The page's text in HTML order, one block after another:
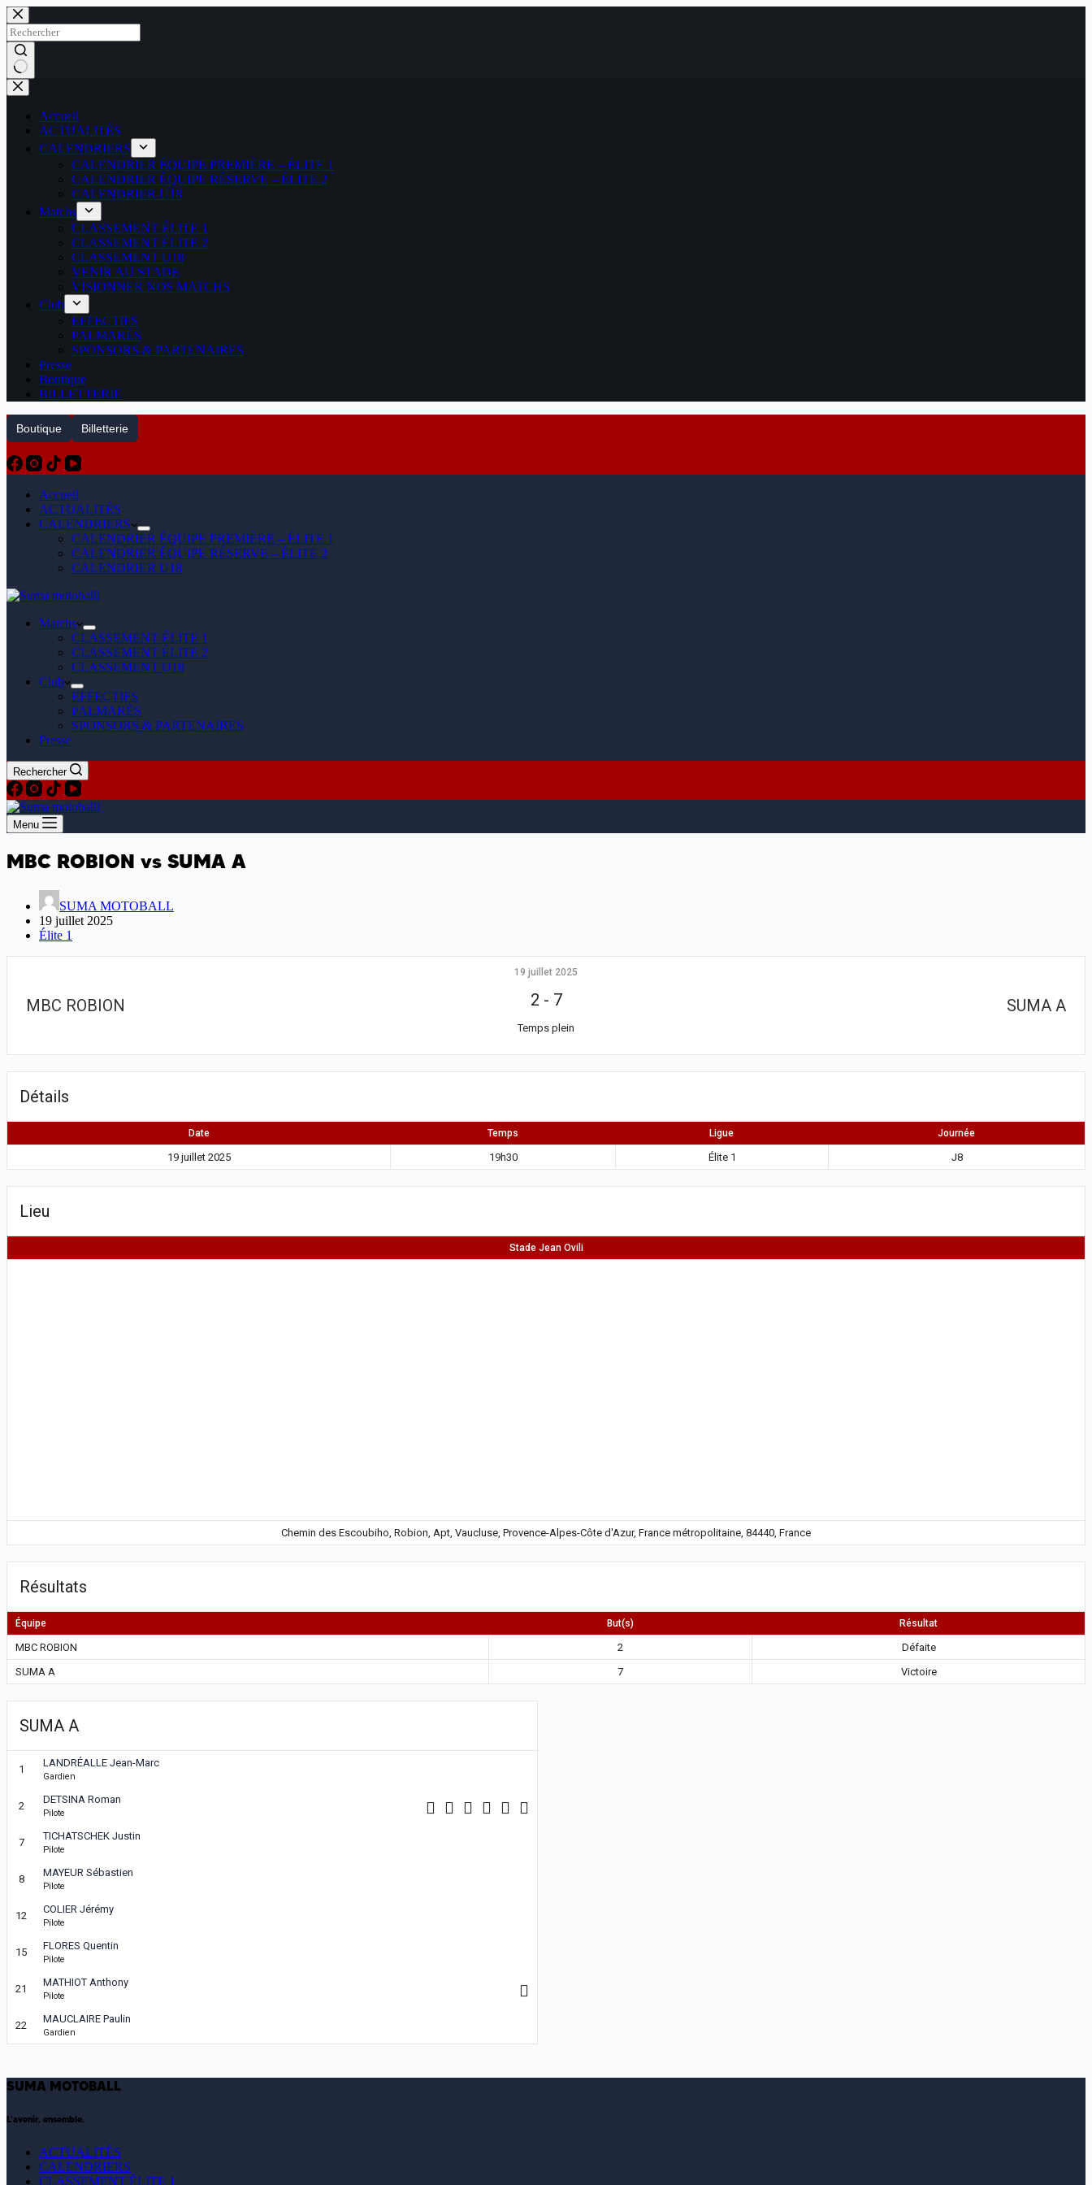
Passer
au
contenu
Aucun
résultat
Accueil
ACTUALITÉS
CALENDRIERS
CALENDRIER ÉQUIPE PREMIÈRE – ÉLITE 1
CALENDRIER ÉQUIPE RÉSERVE – ÉLITE 2
CALENDRIER U18
Matchs
CLASSEMENT ÉLITE 1
CLASSEMENT ÉLITE 2
CLASSEMENT U18
VENIR AU STADE
VISIONNER NOS MATCHS
Club
EFFECTIFS
PALMARÈS
SPONSORS & PARTENAIRES
Presse
Boutique
BILLETTERIE
Boutique Billetterie
Accueil
ACTUALITÉS
CALENDRIERS
CALENDRIER ÉQUIPE PREMIÈRE – ÉLITE 1
CALENDRIER ÉQUIPE RÉSERVE – ÉLITE 2
CALENDRIER U18
Matchs
CLASSEMENT ÉLITE 1
CLASSEMENT ÉLITE 2
CLASSEMENT U18
Club
EFFECTIFS
PALMARÈS
SPONSORS & PARTENAIRES
Presse
Rechercher
Menu
MBC ROBION vs SUMA A
SUMA MOTOBALL
19 juillet 2025
Élite 1
MBC ROBION SUMA A
19 juillet 2025
2 - 7
Temps plein
Détails
Date Temps Ligue Journée
19 juillet 2025 19h30 Élite 1 J8
Lieu
Stade Jean Ovili
Chemin des Escoubiho, Robion, Apt, Vaucluse, Provence-Alpes-Côte d'Azur, France métropolitaine, 84440, France
Résultats
Équipe But(s) Résultat
MBC ROBION 2
Défaite
SUMA A
7 Victoire
SUMA A
1
LANDRÉALLE Jean-Marc
Gardien
2
DETSINA Roman
Pilote
7
TICHATSCHEK Justin
Pilote
8
MAYEUR Sébastien
Pilote
12
COLIER Jérémy
Pilote
15
FLORES Quentin
Pilote
21
MATHIOT Anthony
Pilote
22
MAUCLAIRE Paulin
Gardien
SUMA MOTOBALL
L'avenir, ensemble.
ACTUALITÉS
CALENDRIERS
CLASSEMENT ÉLITE 1